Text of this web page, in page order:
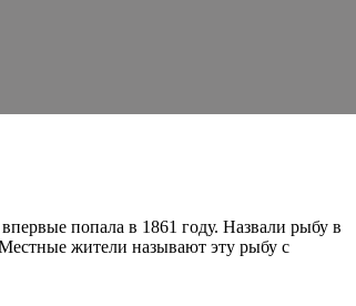
попала в 1861 году. Назвали рыбу в
жители называют эту рыбу с